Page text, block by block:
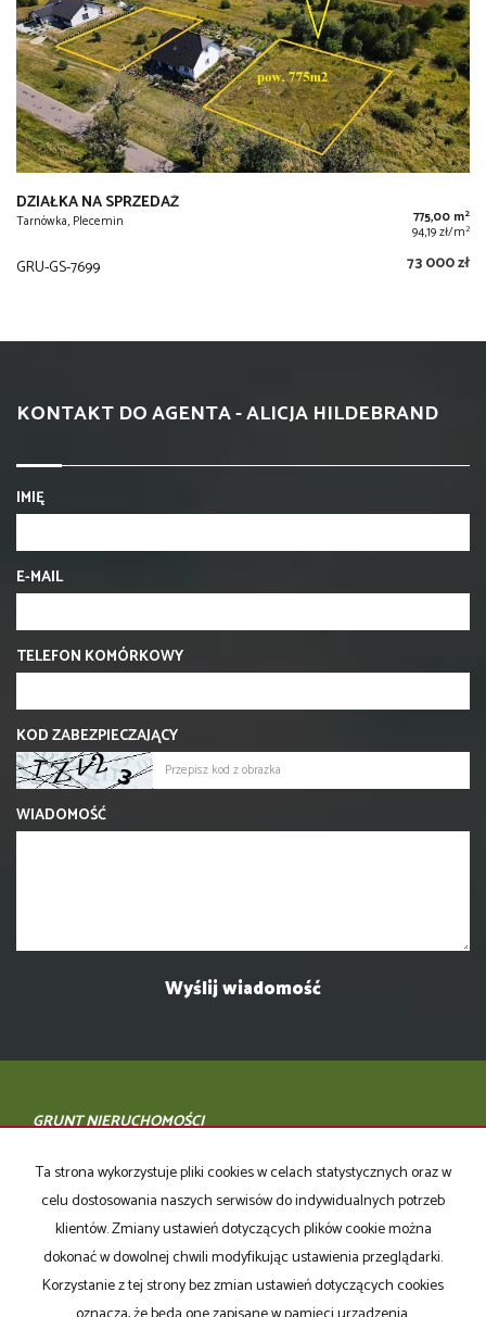
DZIAŁKA NA SPRZEDAŻ
Tarnówka, Plecemin 775,00 m2
94,19 zł/m2
GRU-GS-7699 73 000 zł
KONTAKT DO AGENTA - ALICJA HILDEBRAND
IMIĘ
E-MAIL
TELEFON KOMÓRKOWY
KOD ZABEZPIECZAJĄCY
WIADOMOŚĆ
GRUNT NIERUCHOMOŚCI
ul. Bydgoska 23, 64-920 Piła
www.gruntnieruchomosci.pl
biuro@gruntnieruchomosci.pl
Mieszkania na wynajem
Ta strona wykorzystuje pliki cookies w celach statystycznych oraz w
celu dostosowania naszych serwisów do indywidualnych potrzeb
klientów. Zmiany ustawień dotyczących plików cookie można
dokonać w dowolnej chwili modyfikując ustawienia przeglądarki.
Korzystanie z tej strony bez zmian ustawień dotyczących cookies